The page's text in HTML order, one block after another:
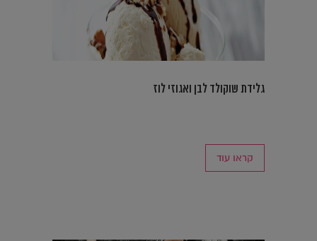
גלידת שוקולד לבן ואגוזי לוז
קראו עוד